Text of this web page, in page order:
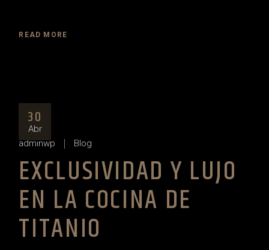
READ MORE
30
Abr
adminwp
Blog
EXCLUSIVIDAD Y LUJO
EN LA COCINA DE
TITANIO